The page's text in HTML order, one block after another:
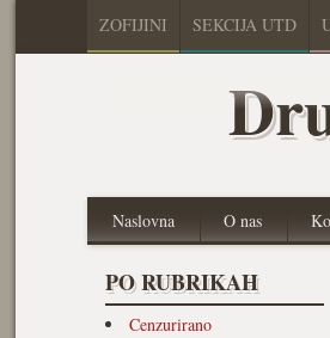
ZOFIJINI SEKCIJA UTD
Naslovna O nas
PO RUBRIKAH
Cenzurirano